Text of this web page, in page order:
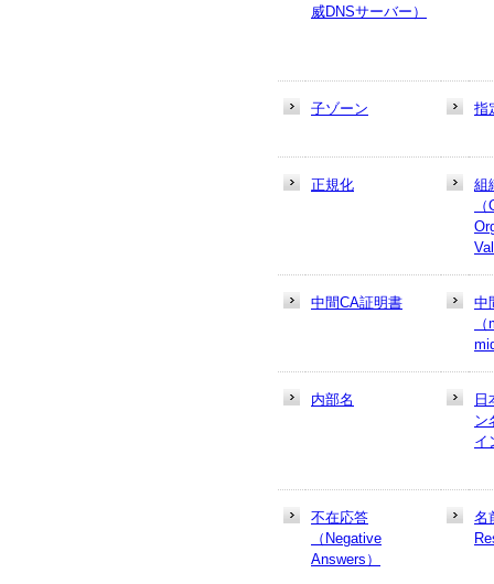
威DNSサーバー）
子ゾーン 指
正規化
組
中間CA証明書
中
内部名
ン
イ
不在応答
（Negative
Answers）
名